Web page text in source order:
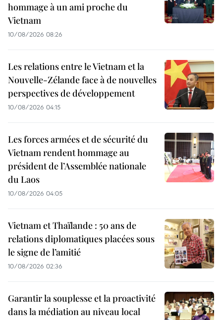
hommage à un ami proche du
Vietnam
10/08/2026 08:26
Les relations entre le Vietnam et la
Nouvelle-Zélande face à de nouvelles
perspectives de développement
10/08/2026 04:15
Les forces armées et de sécurité du
Vietnam rendent hommage au
président de l’Assemblée nationale
du Laos
10/08/2026 04:05
Vietnam et Thaïlande : 50 ans de
relations diplomatiques placées sous
le signe de l’amitié
10/08/2026 02:36
Garantir la souplesse et la proactivité
dans la médiation au niveau local